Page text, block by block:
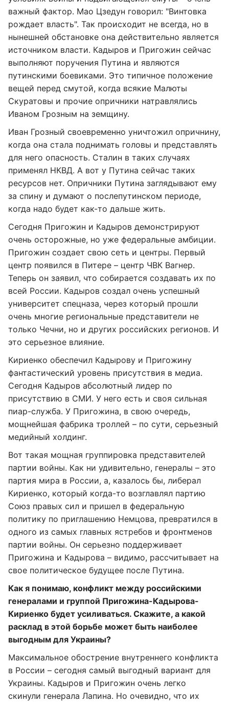
важный фактор. Мао Цзедун говорил: "Винтовка
рождает власть". Так происходит не всегда, но в
нынешней обстановке она действительно является
источником власти. Кадыров и Пригожин сейчас
выполняют поручения Путина и являются
путинскими боевиками. Это типичное положение
вещей перед смутой, когда всякие Малюты
Скуратовы и прочие опричники натравлялись
Иваном Грозным на земщину.
Иван Грозный своевременно уничтожил опричнину,
когда она стала поднимать головы и представлять
для него опасность. Сталин в таких случаях
применял НКВД. А вот у Путина сейчас таких
ресурсов нет. Опричники Путина заглядывают ему
за спину и думают о послепутинском периоде,
когда надо будет как-то дальше жить.
Сегодня Пригожин и Кадыров демонстрируют
очень осторожные, но уже федеральные амбиции.
Пригожин создает свою сеть и центры. Первый
центр появился в Питере – центр ЧВК Вагнер.
Теперь он заявил, что собирается создавать их по
всей России. Кадыров создал очень успешный
университет спецназа, через который прошли
очень многие региональные представители не
только Чечни, но и других российских регионов. И
это серьезное влияние.
Кириенко обеспечил Кадырову и Пригожину
фантастический уровень присутствия в медиа.
Сегодня Кадыров абсолютный лидер по
присутствию в СМИ. У него есть и своя сильная
пиар-служба. У Пригожина, в свою очередь,
мощнейшая фабрика троллей – по сути, серьезный
медийный холдинг.
Вот такая мощная группировка представителей
партии войны. Как ни удивительно, генералы – это
партия мира в России, а, казалось бы, либерал
Кириенко, который когда-то возглавлял партию
Союз правых сил и пришел в федеральную
политику по приглашению Немцова, превратился в
одного из самых главных ястребов и фронтменов
партии войны. Он серьезно поддерживает
Пригожина и Кадырова – видимо, рассчитывает на
свое политическое будущее после Путина.
Как я понимаю, конфликт между российскими
генералами и группой Пригожина-Кадырова-
Кириенко будет усиливаться. Скажите, а какой
расклад в этой борьбе может быть наиболее
выгодным для Украины?
Максимальное обострение внутреннего конфликта
в России – сегодня самый выгодный вариант для
Украины. Кадыров и Пригожин очень легко
скинули генерала Лапина. Но очевидно, что их